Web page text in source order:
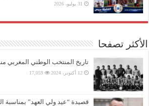
31 يوليو، 2026
الأكثر تصفحا
تاريخ المنتخب الوطني المغربي
12 أكتوبر، 2024 17,059
قصيدة “عيد ولي العهد” بمناسبة